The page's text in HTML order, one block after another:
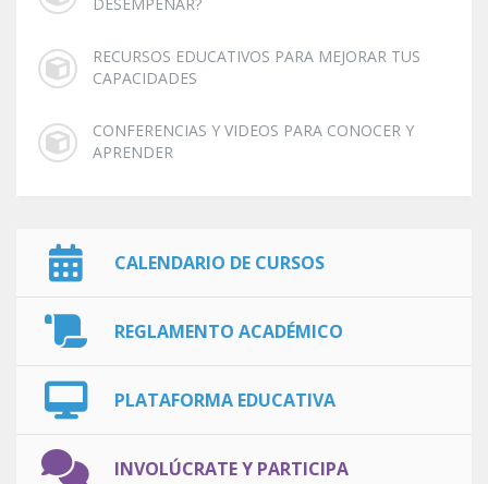
RECURSOS EDUCATIVOS PARA MEJORAR TUS
CAPACIDADES
CONFERENCIAS Y VIDEOS PARA CONOCER Y
APRENDER
CALENDARIO DE CURSOS
REGLAMENTO ACADÉMICO
PLATAFORMA EDUCATIVA
INVOLÚCRATE Y PARTICIPA